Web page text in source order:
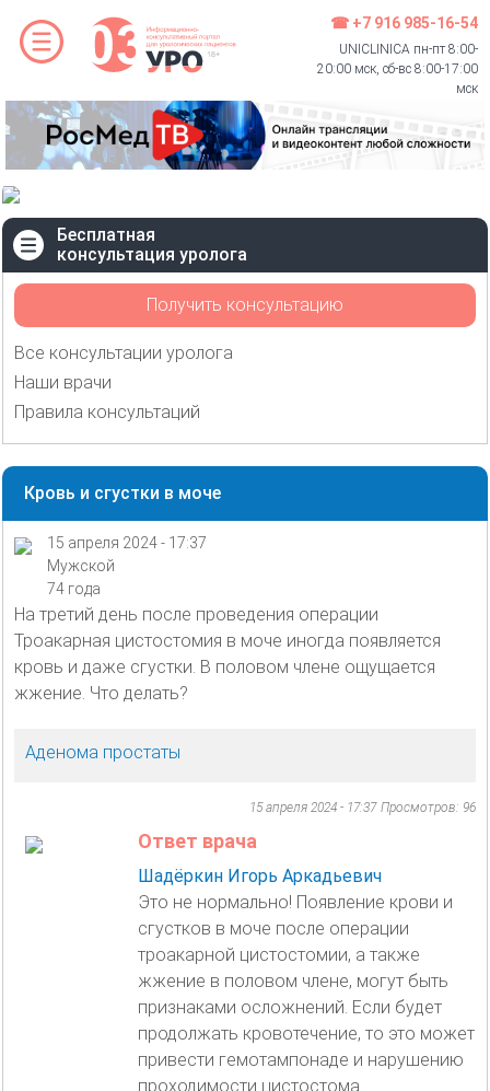
☎ +7 916 985-16-54
UNICLINICA пн-пт 8:00-
20:00 мск, сб-вс 8:00-17:00
мск
Бесплатная
консультация уролога
Получить консультацию
Все консультации уролога
Наши врачи
Правила консультаций
Кровь и сгустки в моче
15 апреля 2024 - 17:37
Мужской
74 года
На третий день после проведения операции
Троакарная цистостомия в моче иногда появляется
кровь и даже сгустки. В половом члене ощущается
жжение. Что делать?
Аденома простаты
15 апреля 2024 - 17:37 Просмотров: 96
Ответ врача
Шадёркин Игорь Аркадьевич
Это не нормально! Появление крови и
сгустков в моче после операции
троакарной цистостомии, а также
жжение в половом члене, могут быть
признаками осложнений. Если будет
продолжать кровотечение, то это может
привести гемотампонаде и нарушению
проходимости цистостома.